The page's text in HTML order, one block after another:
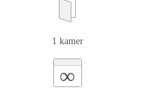
1 kamer
∞